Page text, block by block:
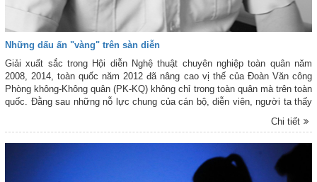
Những dấu ấn "vàng" trên sàn diễn
Giải xuất sắc trong Hội diễn Nghệ thuật chuyên nghiệp toàn quân năm
2008, 2014, toàn quốc năm 2012 đã nâng cao vị thế của Đoàn Văn công
Phòng không-Không quân (PK-KQ) không chỉ trong toàn quân mà trên toàn
quốc. Đằng sau những nỗ lực chung của cán bộ, diễn viên, người ta thấy
lấp lánh những dấu ấn “vàng” của Đại tá, NSND Nguyễn Ngọc Anh - Đoàn
trưởng, người đã gắn bó với Đoàn hơn ba chục năm và ở vị trí “cầm
Chi tiết